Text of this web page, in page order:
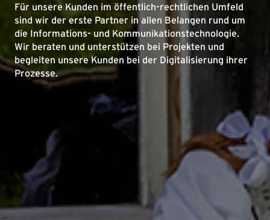
Für unsere Kunden im öffentlich-rechtlichen Umfeld
sind wir der erste Partner in allen Belangen rund um
die Informations- und Kommunikationstechnologie.
Wir beraten und unterstützen bei Projekten und
begleiten unsere Kunden bei der Digitalisierung ihrer
Prozesse.